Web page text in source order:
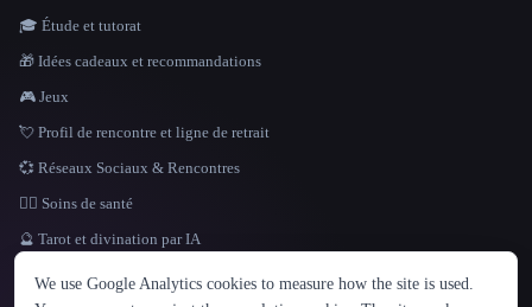
LANGUE
English español Français Русский 简体中文
🎓 Étude et tutorat
🎁 Idées cadeaux et recommandations
🎮 Jeux
💘 Profil de rencontre et ligne de retrait
💞 Réseaux Sociaux & Rencontres
👩‍⚕️ Soins de santé
🔮 Tarot et divination par IA
We use Google Analytics cookies to measure how the site is used.